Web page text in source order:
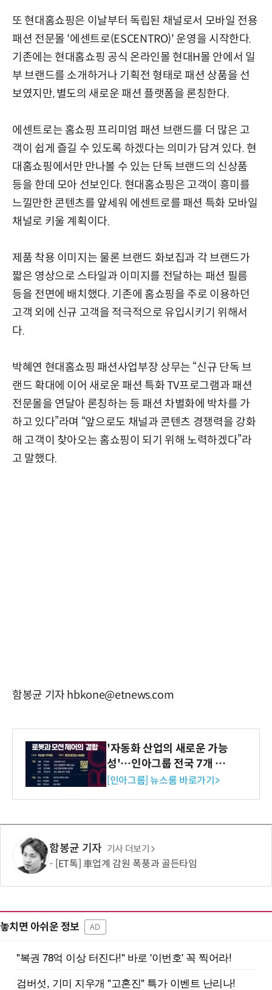
또 현대홈쇼핑은 이날부터 독립된 채널로서 모바일 전용
패션 전문몰 '에센트로(ESCENTRO)' 운영을 시작한다.
기존에는 현대홈쇼핑 공식 온라인몰 현대H몰 안에서 일
부 브랜드를 소개하거나 기획전 형태로 패션 상품을 선
보였지만, 별도의 새로운 패션 플랫폼을 론칭한다.
에센트로는 홈쇼핑 프리미엄 패션 브랜드를 더 많은 고
객이 쉽게 즐길 수 있도록 하겠다는 의미가 담겨 있다. 현
대홈쇼핑에서만 만나볼 수 있는 단독 브랜드의 신상품
등을 한데 모아 선보인다. 현대홈쇼핑은 고객이 흥미를
느낄만한 콘텐츠를 앞세워 에센트로를 패션 특화 모바일
채널로 키울 계획이다.
제품 착용 이미지는 물론 브랜드 화보집과 각 브랜드가
짧은 영상으로 스타일과 이미지를 전달하는 패션 필름
등을 전면에 배치했다. 기존에 홈쇼핑을 주로 이용하던
고객 외에 신규 고객을 적극적으로 유입시키기 위해서
다.
박혜연 현대홈쇼핑 패션사업부장 상무는 “신규 단독 브
랜드 확대에 이어 새로운 패션 특화 TV프로그램과 패션
전문몰을 연달아 론칭하는 등 패션 차별화에 박차를 가
하고 있다”라며 “앞으로도 채널과 콘텐츠 경쟁력을 강화
해 고객이 찾아오는 홈쇼핑이 되기 위해 노력하겠다”라
고 말했다.
함봉균 기자 hbkone@etnews.com
'자동화 산업의 새로운 가능
성'…인아그룹 전국 7개 도
시 세미나 페어 개최
[인아그룹] 뉴스룸 바로가기>
함봉균 기자 기사 더보기
[ET톡] 車업계 감원 폭풍과 골든타임
놓치면 아쉬운 정보 AD